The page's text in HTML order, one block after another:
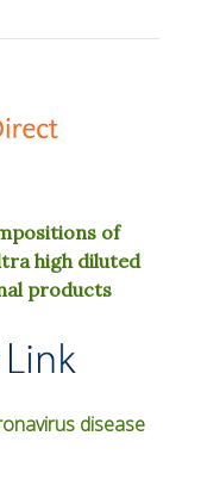
of
high diluted
products
disease